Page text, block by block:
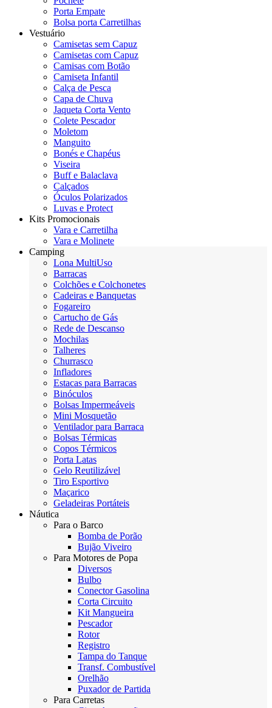
Porta Empate
Bolsa porta Carretilhas
Vestuário
Camisetas sem Capuz
Camisetas com Capuz
Camisas com Botão
Camiseta Infantil
Calça de Pesca
Capa de Chuva
Jaqueta Corta Vento
Colete Pescador
Moletom
Manguito
Bonés e Chapéus
Viseira
Buff e Balaclava
Calçados
Óculos Polarizados
Luvas e Protect
Kits Promocionais
Vara e Carretilha
Vara e Molinete
Camping
Lona MultiUso
Barracas
Colchões e Colchonetes
Cadeiras e Banquetas
Fogareiro
Cartucho de Gás
Rede de Descanso
Mochilas
Talheres
Churrasco
Infladores
Estacas para Barracas
Binóculos
Bolsas Impermeáveis
Mini Mosquetão
Ventilador para Barraca
Bolsas Térmicas
Copos Térmicos
Porta Latas
Gelo Reutilizável
Tiro Esportivo
Maçarico
Geladeiras Portáteis
Náutica
Para o Barco
Bomba de Porão
Bujão Viveiro
Para Motores de Popa
Diversos
Bulbo
Conector Gasolina
Corta Circuito
Kit Mangueira
Pescador
Rotor
Registro
Tampa do Tanque
Transf. Combustível
Orelhão
Puxador de Partida
Para Carretas